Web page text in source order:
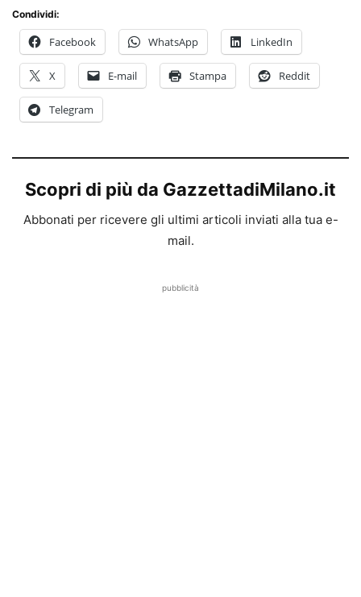
Condividi:
Facebook WhatsApp LinkedIn
X E-mail Stampa Reddit
Telegram
Scopri di più da GazzettadiMilano.it
Abbonati per ricevere gli ultimi articoli inviati alla tua e-
mail.
pubblicità